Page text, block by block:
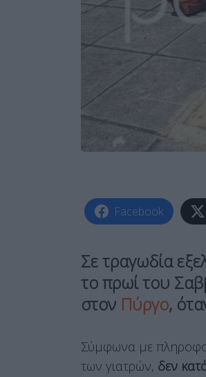
Facebook
Σε τραγωδία
το πρωί του
στον Πύργο,
Σύμφωνα με
των γιατρών, δεν